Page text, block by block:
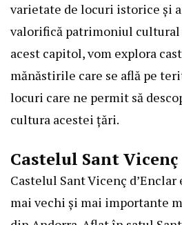
varietate de locuri istorice și
valorifică patrimoniul
acest capitol, vom explora
mănăstirile care se află pe
locuri care ne permit să
cultura acestei țări.
Castelul Sant Vicenç
Castelul Sant Vicenç
mai vechi și mai importante